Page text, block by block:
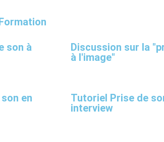
son à
Discussion sur la
à l'image"
en
Tutoriel Prise de
interview